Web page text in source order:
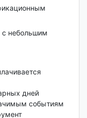
с небольшим
дней
событиям